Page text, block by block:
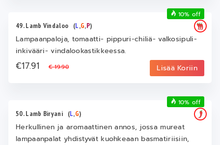
49. Lamb Vindaloo (L,G,P)
Lampaanpaloja, tomaatti- pippuri-chiliä- valkosipuli-
inkivääri- vindalookastikkeessa.
€17.91€ 19.90 Lisää Koriin
10% off
50. Lamb Biryani (L,G)
Herkullinen ja aromaattinen annos, jossa mureat
lampaanpalat yhdistyvät kuohkeaan basmatiriisiin,
10% off